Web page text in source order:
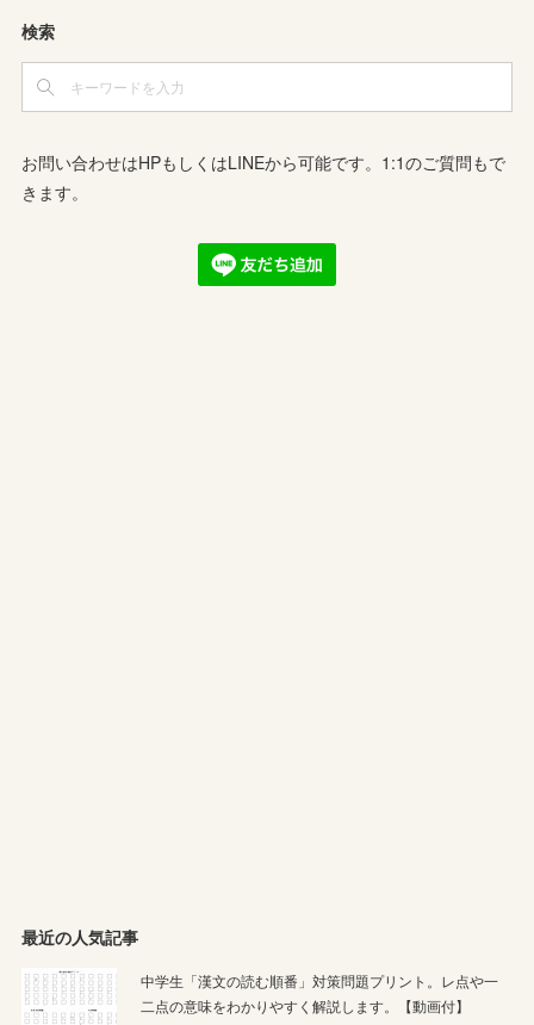
検索
お問い合わせはHPもしくはLINEから可能です。1:1のご質問もで
きます。
最近の人気記事
中学生「漢文の読む順番」対策問題プリント。レ点や一
二点の意味をわかりやすく解説します。【動画付】